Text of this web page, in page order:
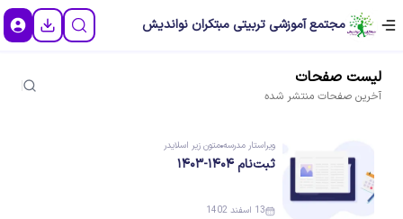
مجتمع آموزشی تربیتی مبتکران نواندیش
لیست صفحات
آخرین صفحات منتشر شده
ویراستار مدرسه متون زیر اسلایدر
ثبت‌نام ۱۴۰۴-۱۴۰۳
13 اسفند 1402